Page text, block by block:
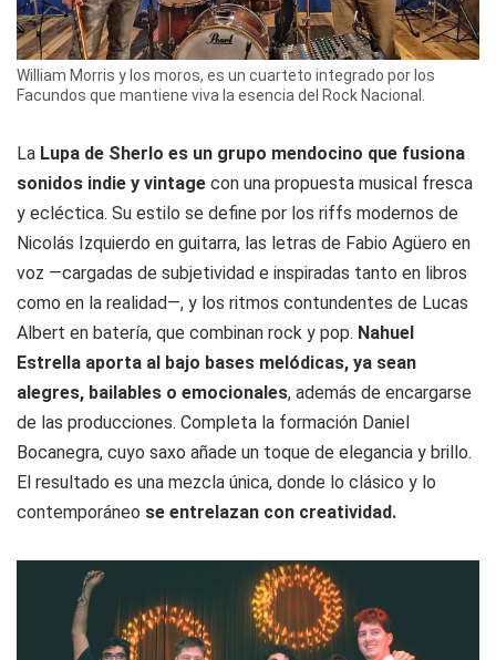
William Morris y los moros, es un cuarteto integrado por los
Facundos que mantiene viva la esencia del Rock Nacional.
La Lupa de Sherlo es un grupo mendocino que fusiona
sonidos indie y vintage con una propuesta musical fresca
y ecléctica. Su estilo se define por los riffs modernos de
Nicolás Izquierdo en guitarra, las letras de Fabio Agüero en
voz —cargadas de subjetividad e inspiradas tanto en libros
como en la realidad—, y los ritmos contundentes de Lucas
Albert en batería, que combinan rock y pop. Nahuel
Estrella aporta al bajo bases melódicas, ya sean
alegres, bailables o emocionales, además de encargarse
de las producciones. Completa la formación Daniel
Bocanegra, cuyo saxo añade un toque de elegancia y brillo.
El resultado es una mezcla única, donde lo clásico y lo
contemporáneo se entrelazan con creatividad.